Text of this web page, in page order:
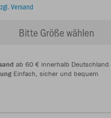
Versand
Bitte Größe wählen
ab 60 € innerhalb Deutschland
Einfach, sicher und bequem